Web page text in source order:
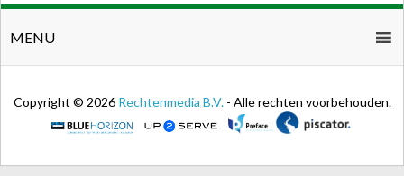
MENU
Copyright © 2026 Rechtenmedia B.V. - Alle rechten voorbehouden.